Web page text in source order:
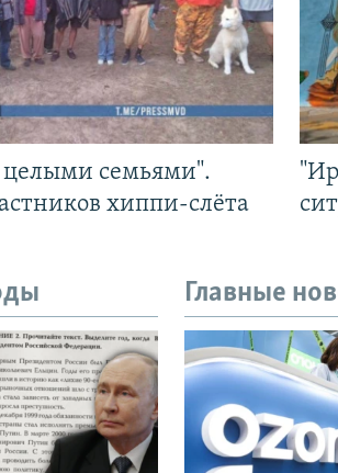
семьями".
хиппи-слёта
Главные